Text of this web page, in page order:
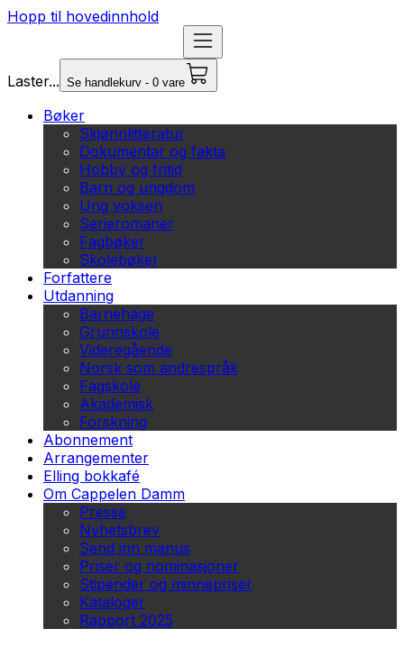
Hopp til hovedinnhold
Laster... Se handlekurv - 0 vare
Bøker
Skjønnlitteratur
Dokumentar og fakta
Hobby og fritid
Barn og ungdom
Ung voksen
Serieromaner
Fagbøker
Skolebøker
Forfattere
Utdanning
Barnehage
Grunnskole
Videregående
Norsk som andrespråk
Fagskole
Akademisk
Forskning
Abonnement
Arrangementer
Elling bokkafé
Om Cappelen Damm
Presse
Nyhetsbrev
Send inn manus
Priser og nominasjoner
Stipender og minnepriser
Kataloger
Rapport 2025